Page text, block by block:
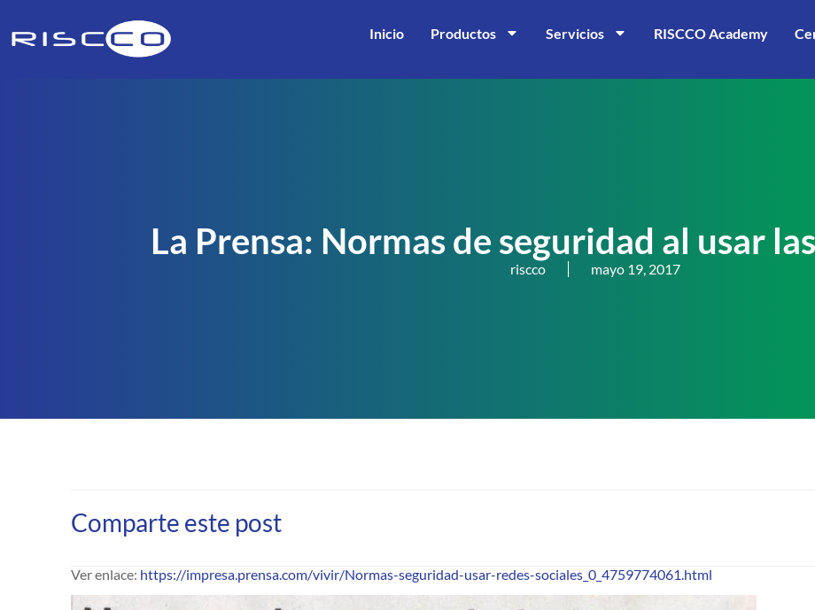
Inicio Productos Servicios RISCCO Academy
La Prensa: Normas de seguridad al usar
riscco mayo 19, 2017
Comparte este post
Ver enlace: https://impresa.prensa.com/vivir/Normas-seguridad-usar-redes-sociales_0_4759774061.html